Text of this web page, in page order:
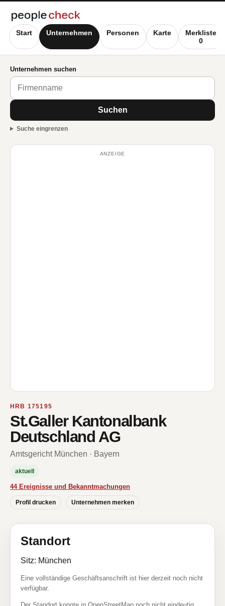
Start Unternehmen Personen Karte
Merkliste
0
Unternehmen suchen
Suchen
Suche eingrenzen
ANZEIGE
HRB 175195
St.Galler Kantonalbank
Deutschland AG
Amtsgericht München · Bayern
aktuell
44 Ereignisse und Bekanntmachungen
Profil drucken Unternehmen merken
Standort
Sitz: München
Eine vollständige Geschäftsanschrift ist hier derzeit noch nicht
verfügbar.